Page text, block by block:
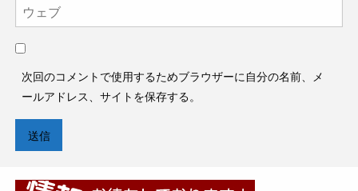
次回のコメントで使用するためブラウザーに自分の名前、メ
ールアドレス、サイトを保存する。